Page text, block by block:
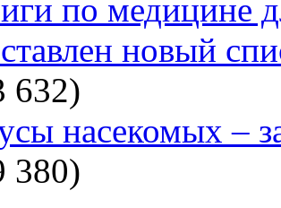
по медицине
новый
632)
насекомых –
380)